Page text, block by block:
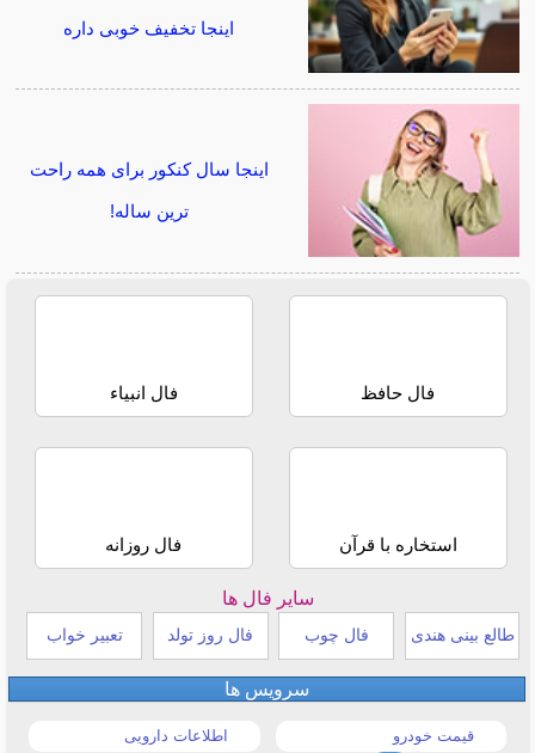
اینجا تخفیف خوبی داره
اینجا سال کنکور برای همه راحت
ترین ساله!
فال حافظ فال انبیاء
استخاره با قرآن فال روزانه
سایر فال ها
طالع بینی هندی فال چوب فال روز تولد تعبیر خواب
سرویس ها
قیمت خودرو اطلاعات دارویی